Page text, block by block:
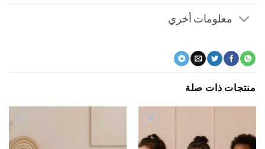
معلومات أخري
ذات صلة
اضف
اضف